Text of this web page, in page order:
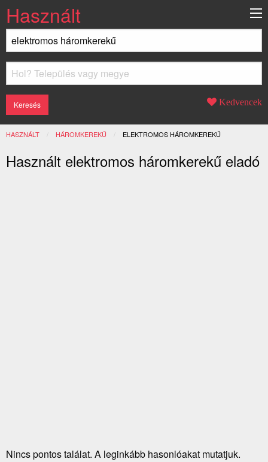
Használt
Kedvencek
HASZNÁLT HÁROMKEREKŰ JELENLEGI:
ELEKTROMOS HÁROMKEREKŰ
Használt elektromos háromkerekű eladó
Nincs pontos találat. A leginkább hasonlóakat mutatjuk.